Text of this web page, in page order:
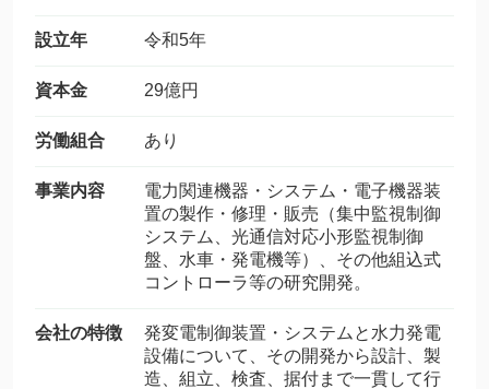
設立年 令和5年
資本金 29億円
労働組合 あり
事業内容
電力関連機器・システム・電子機器装
置の製作・修理・販売（集中監視制御
システム、光通信対応小形監視制御
盤、水車・発電機等）、その他組込式
コントローラ等の研究開発。
会社の特徴
発変電制御装置・システムと水力発電
設備について、その開発から設計、製
造、組立、検査、据付まで一貫して行